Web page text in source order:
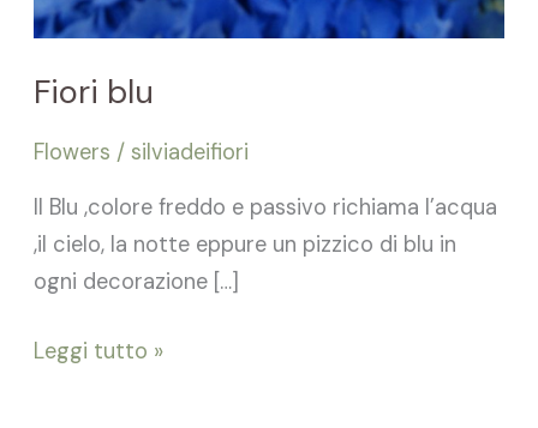
Fiori blu
Flowers /silviadeifiori
Il Blu ,colore freddo e passivo richiama l’acqua
,il cielo, la notte eppure un pizzico di blu in
ogni decorazione […]
Leggi tutto »